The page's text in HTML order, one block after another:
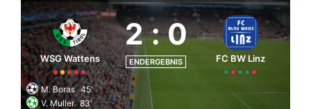
WSG Wattens
2 :0
ENDERGEBNIS FC BW Linz
M. Boras 45'
V. Muller 83'